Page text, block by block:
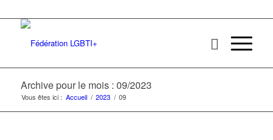
Archive pour le mois : 09/2023
Vous êtes ici : Accueil / 2023 / 09